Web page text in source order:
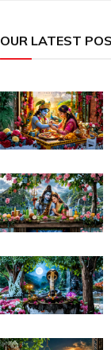
OUR LATEST